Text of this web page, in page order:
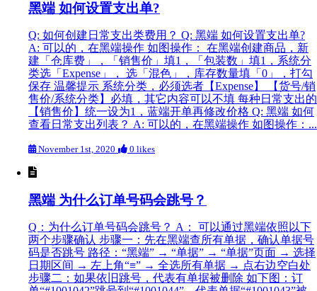
黑端 如何设置支出单?
Q: 如何创建日常支出类费用？ Q: 黑端 如何设置支出单?
A: 可以的，在黑端操作 如图操作： 在黑端创建商品，新
建「仓库费」，「销售价」填1，「包装数」填1，系统分
类选「Expense」， 选「混色」，库存数量填「0」，打勾
保存 温馨提示 系统分类，必须选者【Expense】 【货号/销
售价/系统分类】必填，其它内容可以不填 每种日常支出的
【销售价】统一设为1，蓝端开单再修改价格 Q: 黑端 如何
查看日常支出列表？ A: 可以的，在黑端操作 如图操作：...
November 1st, 2020 0 likes
黑端 为什么订单号码会跳号？
Q：为什么订单号码会跳号？ A： 可以通过黑端依照以下
两个步骤确认 步骤一：先在黑端查所有单据，确认单据号
码是否跳号 路径：“黑端” → “单据” → “单据”页面 → 选择
日期区间 → 左上角“≡” → 全选所有单据 → 点右边空白处
步骤二：如果依旧跳号，代表有单据被删除 如下图：订